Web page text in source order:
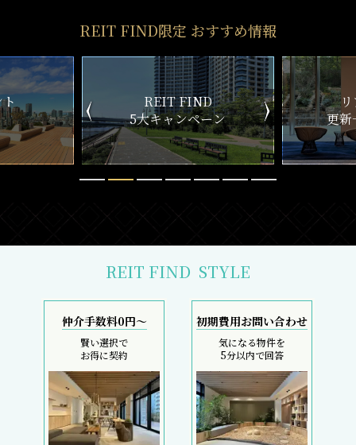
REIT FIND限定 おすすめ情報
ン
リアルタイム
更新一覧チェック
新
REIT FIND STYLE
仲介手数料0円～
賢い選択で
お得に契約
初期費用お問い合わせ
気になる物件を
5分以内で回答